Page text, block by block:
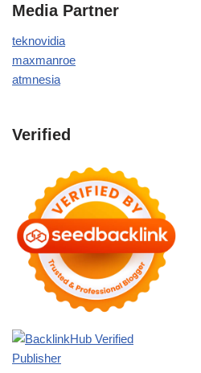
Media Partner
teknovidia
maxmanroe
atmnesia
Verified